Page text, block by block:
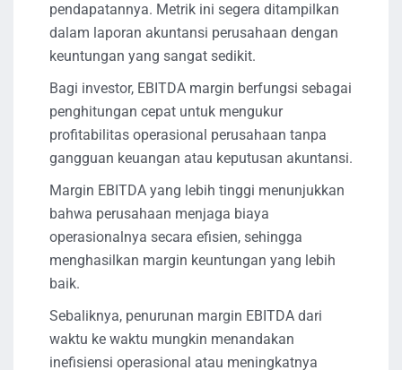
pendapatannya. Metrik ini segera ditampilkan
dalam laporan akuntansi perusahaan dengan
keuntungan yang sangat sedikit.
Bagi investor, EBITDA margin berfungsi sebagai
penghitungan cepat untuk mengukur
profitabilitas operasional perusahaan tanpa
gangguan keuangan atau keputusan akuntansi.
Margin EBITDA yang lebih tinggi menunjukkan
bahwa perusahaan menjaga biaya
operasionalnya secara efisien, sehingga
menghasilkan margin keuntungan yang lebih
baik.
Sebaliknya, penurunan margin EBITDA dari
waktu ke waktu mungkin menandakan
inefisiensi operasional atau meningkatnya